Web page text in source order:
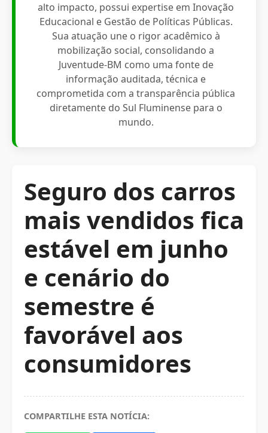
alto impacto, possui expertise em Inovação
Educacional e Gestão de Políticas Públicas.
Sua atuação une o rigor acadêmico à
mobilização social, consolidando a
Juventude-BM como uma fonte de
informação auditada, técnica e
comprometida com a transparência pública
diretamente do Sul Fluminense para o
mundo.
Seguro dos carros
mais vendidos fica
estável em junho
e cenário do
semestre é
favorável aos
consumidores
COMPARTILHE ESTA NOTÍCIA: